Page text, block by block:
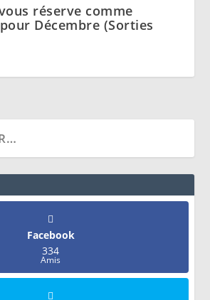
réserve comme
Décembre (Sorties
Facebook
334
Amis